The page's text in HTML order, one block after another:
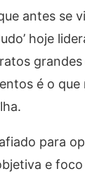
antes se
hoje
grandes
é o
para
e